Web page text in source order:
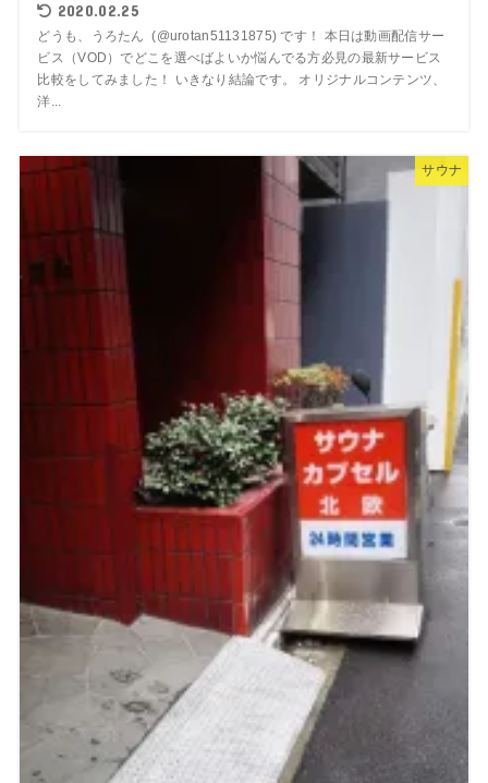
2020.02.25
どうも、うろたん (@urotan51131875) です！ 本日は動画配信サー
ビス（VOD）でどこを選べばよいか悩んでる方必見の最新サービス
比較をしてみました！ いきなり結論です。 オリジナルコンテンツ、
洋...
サウナ